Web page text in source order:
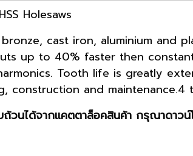
Holesaws
cast iron, aluminium and
up to 40% faster then
Tooth life is greatly
construction and
ถ้วนได้จากแคตตาล็อคสินค้า กรุณาดา